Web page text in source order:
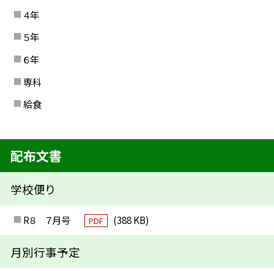
４年
５年
６年
専科
給食
配布文書
学校便り
R８ ７月号 PDF (388 KB)
月別行事予定